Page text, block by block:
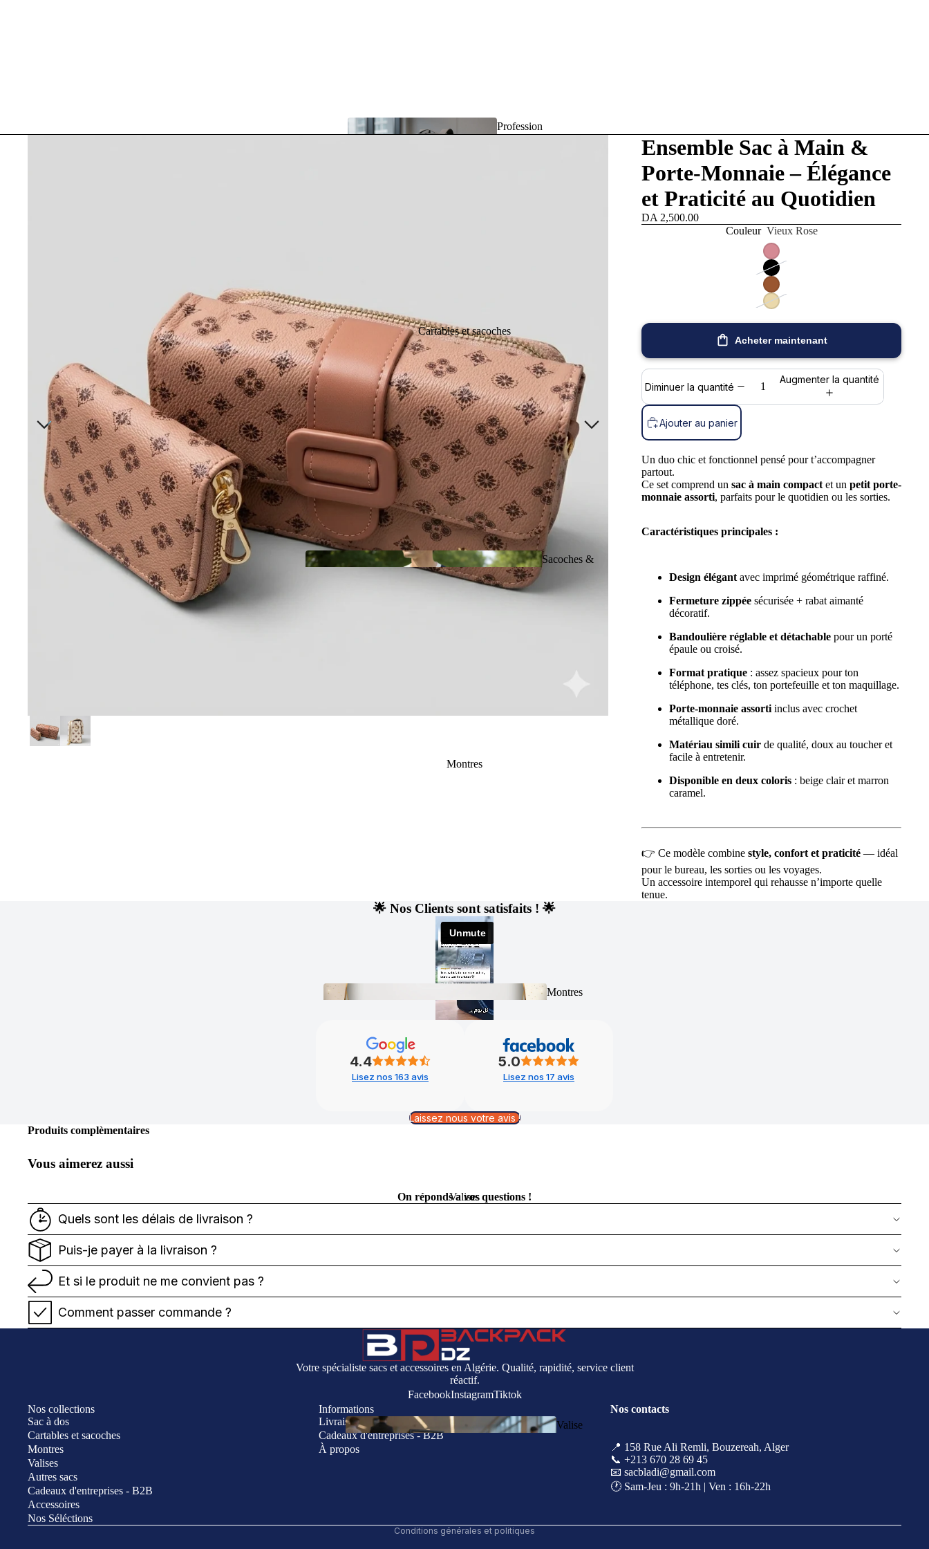
Profession
Randonnée et
camping
Scolai
re
Étudia
nts
Cartables et sacoches
Sacoches &
Cartables
Montres
Montres
Valises
Valise
Ensemble Sac à Main &
Porte-Monnaie – Élégance
et Praticité au Quotidien
DA 2,500.00
Couleur Vieux Rose
Acheter maintenant
Diminuer la quantité
Augmenter la quantité
Ajouter au panier
Un duo chic et fonctionnel pensé pour t’accompagner
partout.
Ce set comprend un sac à main compact et un petit porte-
monnaie assorti, parfaits pour le quotidien ou les sorties.
Caractéristiques principales :
Design élégant avec imprimé géométrique raffiné.
Fermeture zippée sécurisée + rabat aimanté
décoratif.
Bandoulière réglable et détachable pour un porté
épaule ou croisé.
Format pratique : assez spacieux pour ton
téléphone, tes clés, ton portefeuille et ton maquillage.
Porte-monnaie assorti inclus avec crochet
métallique doré.
Matériau simili cuir de qualité, doux au toucher et
facile à entretenir.
Disponible en deux coloris : beige clair et marron
caramel.
👉 Ce modèle combine style, confort et praticité — idéal
pour le bureau, les sorties ou les voyages.
Un accessoire intemporel qui rehausse n’importe quelle
tenue.
🌟 Nos Clients sont satisfaits ! 🌟
4.4
Lisez nos 163 avis
5.0
Lisez nos 17 avis
Laissez nous votre avis !
Produits complèmentaires
Vous aimerez aussi
On réponds a vos questions !
Quels sont les délais de livraison ?
Puis-je payer à la livraison ?
Et si le produit ne me convient pas ?
Comment passer commande ?
Votre spécialiste sacs et accessoires en Algérie. Qualité, rapidité, service client
réactif.
FacebookInstagramTiktok
Nos collections
Sac à dos
Cartables et sacoches
Montres
Valises
Autres sacs
Cadeaux d'entreprises - B2B
Accessoires
Nos Séléctions
Informations
Livraison & Paiement
Cadeaux d'entreprises - B2B
À propos
Nos contacts
📍 158 Rue Ali Remli, Bouzereah, Alger
📞 +213 670 28 69 45
📧 sacbladi@gmail.com
🕐 Sam-Jeu : 9h-21h | Ven : 16h-22h
Conditions générales et politiques
Politique de remboursement